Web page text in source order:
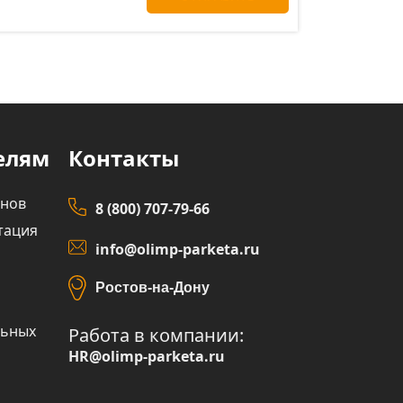
Контакты
8 (800) 707-79-66
info@olimp-parketa.ru
Ростов-на-Дону
Работа в компании:
HR@olimp-parketa.ru